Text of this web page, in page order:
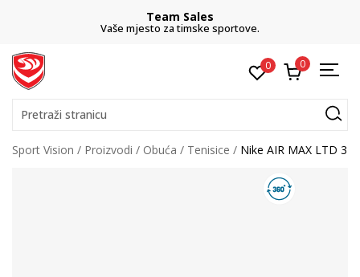
Team Sales
Vaše mjesto za timske sportove.
0 0
Pretraži stranicu
Sport Vision Proizvodi Obuća Tenisice Nike AIR MAX LTD 3